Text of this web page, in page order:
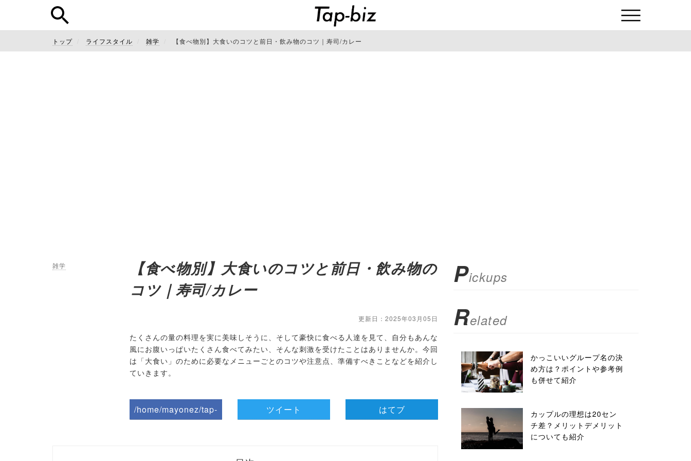
トップ ライフスタイル 雑学 【食べ物別】大食いのコツと前日・飲み物のコツ｜寿司/カレー
雑学
【食べ物別】大食いのコツと前日・飲み物の
コツ｜寿司/カレー
更新日：2025年03月05日
たくさんの量の料理を実に美味しそうに、そして豪快に食べる人達を見て、自分もあんな
風にお腹いっぱいたくさん食べてみたい、そんな刺激を受けたことはありませんか。今回
は「大食い」のために必要なメニューごとのコツや注意点、準備すべきことなどを紹介し
ていきます。
/home/mayonez/tap-
ツイート はてブ
Pickups
Related
かっこいいグループ名の決
め方は？ポイントや参考例
も併せて紹介
カップルの理想は20セン
チ差？メリットデメリット
についても紹介